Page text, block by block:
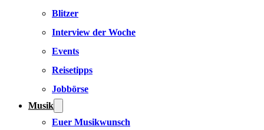
Blitzer
Interview der Woche
Events
Reisetipps
Jobbörse
Musik
Euer Musikwunsch